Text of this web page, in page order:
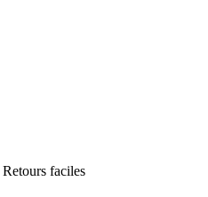
Retours faciles